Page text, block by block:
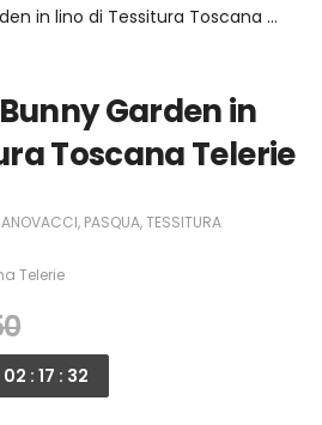
Strofinaccio Bunny Garden in lino di Tessitura Toscana Telerie
Garden in
Toscana Telerie
, PASQUA,TESSITURA
Telerie
: 17 : 32